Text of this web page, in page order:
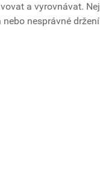
a vyrovnávat.
nesprávné